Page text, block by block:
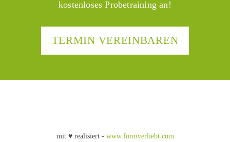
kostenloses Probetraining an!
TERMIN VEREINBAREN
mit ♥ realisiert - www.formverliebt.com